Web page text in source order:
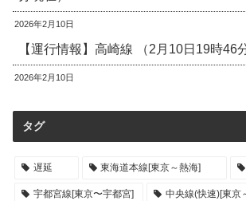
2026年2月10日
【運行情報】高崎線 （2月10日19時46
2026年2月10日
タグ
遅延 東海道本線[東京～熱海]
宇都宮線[東京〜宇都宮] 中央線(快速)[東京